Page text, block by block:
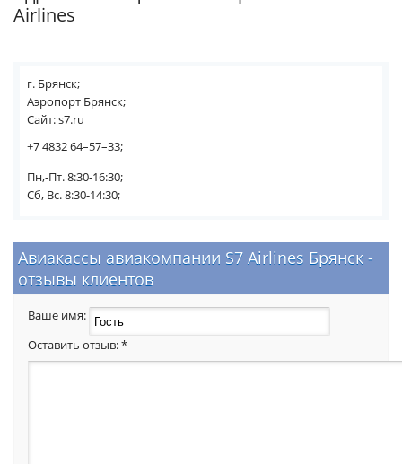
Airlines
г. Брянск;
Аэропорт Брянск;
Сайт: s7.ru
+7 4832 64–57–33;
Пн,-Пт. 8:30-16:30;
Сб, Вс. 8:30-14:30;
Авиакассы авиакомпании S7 Airlines Брянск -
отзывы клиентов
Ваше имя:
Оставить отзыв:*